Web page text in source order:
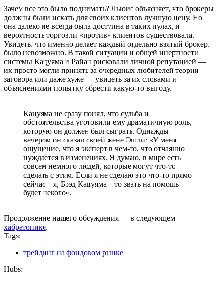
Зачем все это было поднимать? Льюис объясняет, что брокеры
должны были искать для своих клиентов лучшую цену. Но
она далеко не всегда была доступна в таких пулах, и
вероятность торговли «против» клиентов существовала.
Увидеть, что именно делает каждый отдельно взятый брокер,
было невозможно. В такой ситуации и общей инертности
системы Кацуяма и Райан рисковали личной репутацией —
их просто могли принять за очередных любителей теории
заговора или даже хуже — увидеть за их словами и
объяснениями попытку обрести какую-то выгоду.
Кацуяма не сразу понял, что судьба и
обстоятельства уготовили ему драматичную роль,
которую он должен был сыграть. Однажды
вечером он сказал своей жене Эшли: «У меня
ощущение, что я эксперт в чем-то, что отчаянно
нуждается в изменениях. Я думаю, в мире есть
совсем немного людей, которые могут что-то
сделать с этим. Если я не сделаю это что-то прямо
сейчас – я, Брэд Кацуяма – то звать на помощь
будет некого».
Продолжение нашего обсуждения — в следующем
хабратопике.
Tags:
трейдинг на фондовом рынке
Hubs: